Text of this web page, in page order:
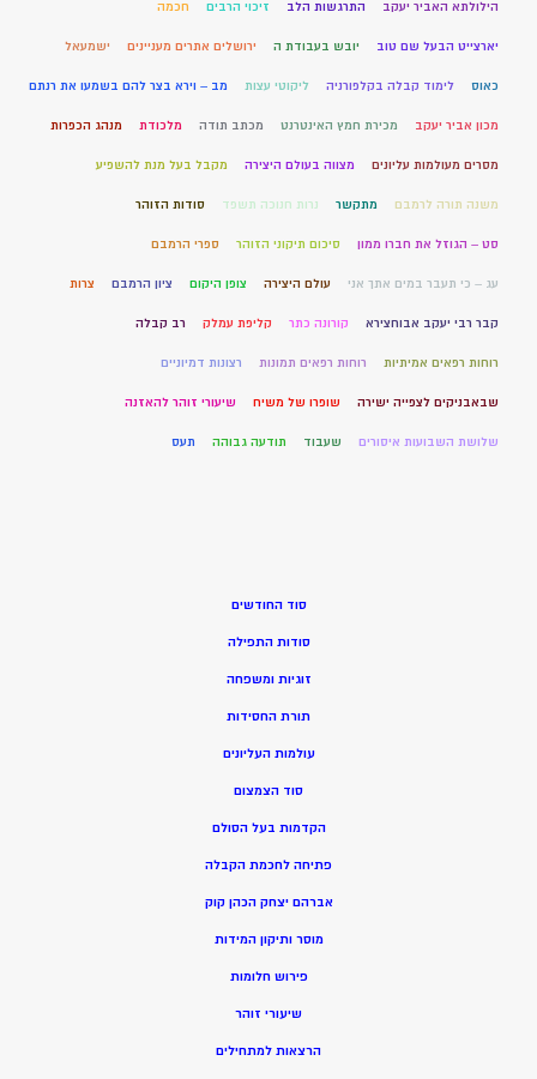
הילולתא האביר יעקב התרגשות הלב זיכוי הרבים חכמה
יארצייט הבעל שם טוב יובש בעבודת ה ירושלים אתרים מעניינים ישמעאל
כאוס לימוד קבלה בקלפורניה ליקוטי עצות מב – וירא בצר להם בשמעו את רנתם
מכון אביר יעקב מכירת חמץ האינטרנט מכתב תודה מלכודת מנהג הכפרות
מסרים מעולמות עליונים מצווה בעולם היצירה מקבל בעל מנת להשפיע
משנה תורה לרמבם מתקשר נרות חנוכה תשפד סודות הזוהר
סט – הגוזל את חברו ממון סיכום תיקוני הזוהר ספרי הרמבם
עג – כי תעבר במים אתך אני עולם היצירה צופן היקום ציון הרמבם צרות
קבר רבי יעקב אבוחצירא קורונה כתר קליפת עמלק רב קבלה
רוחות רפאים אמיתיות רוחות רפאים תמונות רצונות דמיוניים
שבאבניקים לצפייה ישירה שופרו של משיח שיעורי זוהר להאזנה
שלושת השבועות איסורים שעבוד תודעה גבוהה תעס
סוד החודשים
סודות התפילה
זוגיות ומשפחה
תורת החסידות
עולמות העליונים
סוד הצמצום
הקדמות בעל הסולם
פתיחה לחכמת הקבלה
אברהם יצחק הכהן קוק
מוסר ותיקון המידות
פירוש חלומות
שיעורי זוהר
הרצאות למתחילים